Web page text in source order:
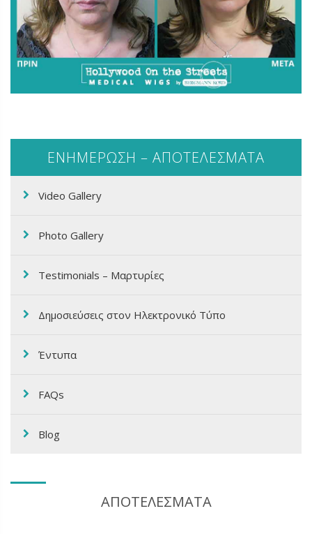
ΕΝΗΜΕΡΩΣΗ – ΑΠΟΤΕΛΕΣΜΑΤΑ
Video Gallery
Photo Gallery
Testimonials – Μαρτυρίες
Δημοσιεύσεις στον Ηλεκτρονικό Τύπο
Έντυπα
FAQs
Blog
ΑΠΟΤΕΛΕΣΜΑΤΑ